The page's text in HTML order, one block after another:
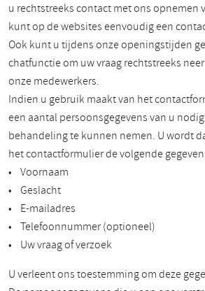
u rechtstreeks contact met ons opnemen
kunt op de websites eenvoudig een
Ook kunt u tijdens onze openingstijden
chatfunctie om uw vraag rechtstreeks
onze medewerkers.
Indien u gebruik maakt van het
een aantal persoonsgegevens van u
behandeling te kunnen nemen. U wordt
het contactformulier de volgende
• Voornaam
• Geslacht
• E-mailadres
• Telefoonnummer (optioneel)
• Uw vraag of verzoek
U verleent ons toestemming om deze